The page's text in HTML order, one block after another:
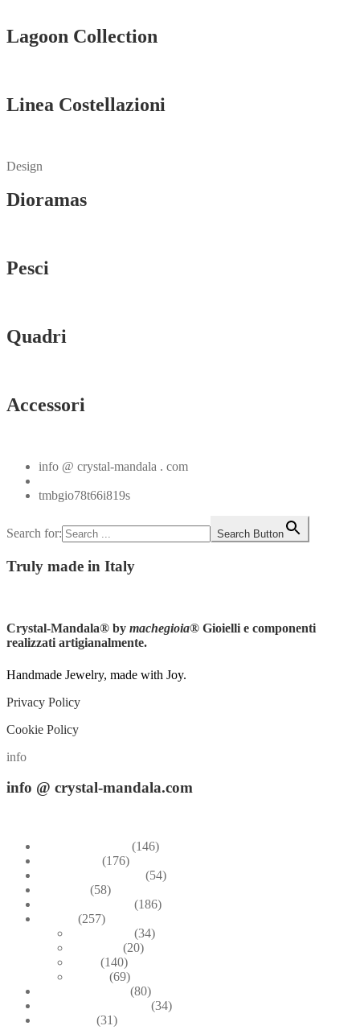
Lagoon Collection
Linea Costellazioni
Design
Dioramas
Pesci
Quadri
Accessori
info @ crystal-mandala . com
tmbgio78t66i819s
Search for: Search Button
Truly made in Italy
Crystal-Mandala® by machegioia® Gioielli e componenti
realizzati artigianalmente.
Handmade Jewelry, made with Joy.
Privacy Policy
Cookie Policy
info
info @ crystal-mandala.com
(146)
(176)
(54)
(58)
(186)
(257)
(34)
(20)
(140)
(69)
(80)
(34)
(31)